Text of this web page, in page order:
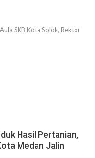
SKB Kota Solok, Rektor
Hasil Pertanian,
Medan Jalin